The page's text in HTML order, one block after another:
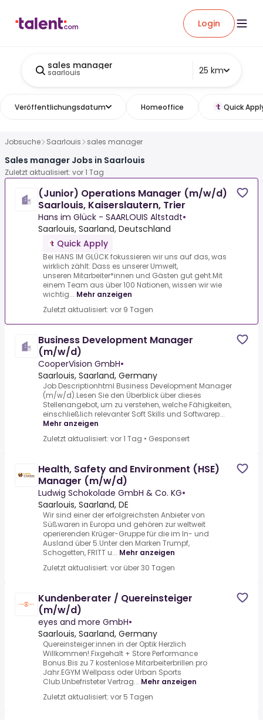
Login
sales manager
saarlouis 25 km
Veröffentlichungsdatum Homeoffice Quick
Jobsuche Saarlouis sales manager
Sales manager Jobs in Saarlouis
Zuletzt aktualisiert: vor 1 Tag
(Junior) Operations Manager (m/w/d)
Saarlouis, Kaiserslautern, Trier
Hans im Glück - SAARLOUIS Altstadt•
Saarlouis, Saarland, Deutschland
Quick Apply
Bei HANS IM GLÜCK fokussieren wir uns auf das, was
wirklich zählt: Dass es unserer Umwelt,
unseren Mitarbeiter*innen und Gästen gut geht.Mit
einem Team aus über 100 Nationen, wissen wir wie
wichtig... Mehr anzeigen
Zuletzt aktualisiert: vor 9 Tagen
Business Development Manager
(m/w/d)
CooperVision GmbH•
Saarlouis, Saarland, Germany
Job Descriptionhtml Business Development Manager
(m/w/d).Lesen Sie den Überblick über dieses
Stellenangebot, um zu verstehen, welche Fähigkeiten,
einschließlich relevanter Soft Skills und Softwarep...
Mehr anzeigen
Zuletzt aktualisiert: vor 1 Tag • Gesponsert
Health, Safety and Environment (HSE)
Manager (m/w/d)
Ludwig Schokolade GmbH & Co. KG•
Saarlouis, Saarland, DE
Wir sind einer der erfolgreichsten Anbieter von
Süßwaren in Europa und gehören zur weltweit
operierenden Krüger-Gruppe für die im In- und
Ausland über 5.Unter den Marken Trumpf,
Schogetten, FRITT u... Mehr anzeigen
Zuletzt aktualisiert: vor über 30 Tagen
Kundenberater / Quereinsteiger
(m/w/d)
eyes and more GmbH•
Saarlouis, Saarland, Germany
Quereinsteiger:innen in der Optik Herzlich
Willkommen!.Fixgehalt + Store Performance
Bonus.Bis zu 7 kostenlose Mitarbeiterbrillen pro
Jahr.EGYM Wellpass oder Urban Sports
Club.Unbefristeter Vertrag... Mehr anzeigen
Zuletzt aktualisiert: vor 5 Tagen